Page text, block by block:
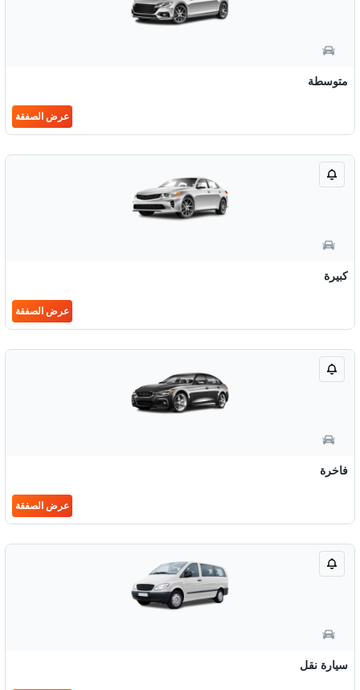
متوسطة
عرض الصفقة
كبيرة
عرض الصفقة
فاخرة
عرض الصفقة
سيارة نقل